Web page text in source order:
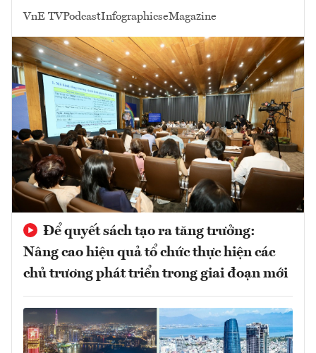
VnE TVPodcastInfographicseMagazine
Để quyết sách tạo ra tăng trưởng:
Nâng cao hiệu quả tổ chức thực hiện các
chủ trương phát triển trong giai đoạn mới